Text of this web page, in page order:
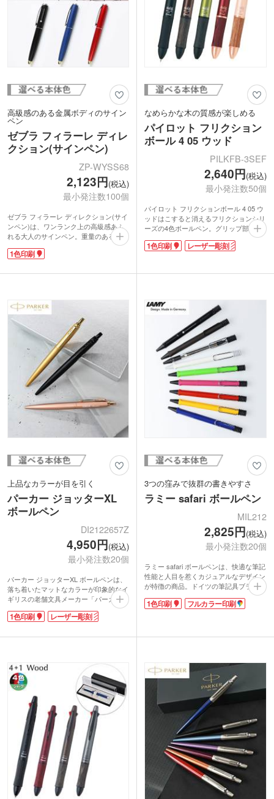
り物にいかがでしょうか。
高級感のある金属ボディのサイン
ペン
ゼブラ フィラーレ ディレ
クション(サインペン)
ZP-WYSS68
2,123円(税込)
最小発注数100個
ゼブラ フィラーレ ディレクション(サイ
ンペン)は、ワンランク上の高級感あふ
れる大人のサインペン。重量のある金属
ボディは、光沢を抑えた落ち着きのある
カラー。0.6ミリのペン先は太くて見や
いたり、わかりやすく伝えることができ
軽く、作業も思考もサクサク進みます。
インクはキャップがなくても乾かないモ
イストキープインクを採用。仕事や勉強
に集中することができますね。
1色印刷で名入れが可能です。替え芯が
あり、長く愛用できる1本に。学会や教
員向けなど研究・教育関係の記念品にお
すすめです。
動画提供 : zebrapres
1色印刷
なめらかな木の質感が楽しめる
パイロット フリクション
ボール 4 05 ウッド
PILKFB-3SEF
2,640円(税込)
最小発注数50個
パイロット フリクションボール 4 05 ウ
ッドはこすると消えるフリクションシリ
ーズの4色ボールペン。グリップ部分に
はカバ材を使用しており、木の質感がそ
のまま楽しめます。消去用ラバーやクリ
青・緑)のインクが使い分けでき、何度
ペンは会議でも大活躍!
0.5mmボール経は太すぎず細すぎない適
度な太さ。細かく書き込みたいときにも
便利です。社名やロゴを印刷してオリジ
ナルのフリクションペンを作成できます
よ。周年記念品にもおすすめです。
動画提供 : パイロット公式 YouTubeチャ
1色印刷 レーザー彫刻
上品なカラーが目を引く
パーカー ジョッターXL
ボールペン
DI2122657Z
4,950円(税込)
最小発注数20個
パーカー ジョッターXL ボールペンは、
落ち着いたマットなカラーが印象的なイ
ギリスの老舗文具メーカー「パーカー」
のボールペンです。創業時から継承され
ているジョッターデザインの通常品より
群。上品さを纏ったカラーとデザイン
記念品には、上品な仕上がりのレーザー
彫刻での名入れがおすすめ。さりげなく
ロゴや学校名を入れることで、スタイリ
ッシュさはそのままにオリジナルのノベ
ルティを制作出来ます。卒業記念や会社
の周年記念のプレゼントなどにいかがで
すか。
1色印刷 レーザー彫刻
3つの窪みで抜群の書きやすさ
ラミー safari ボールペン
MIL212
2,825円(税込)
最小発注数20個
ラミー safari ボールペンは、快適な筆記
性能と人目を惹くカジュアルなデザイン
が特徴の商品。ドイツの筆記具ブランド
「ラミー」の製品で、人間工学に基づい
た書き味の良さとデザイン性の高さで大
で、余計な力がかからずなめらかに字を
プで、厚めの生地のポケットなどにも挟
みやすくなっています。ツヤのあるボデ
ィで名入れが映えるので、卒業記念の記
念品として学生さんにプレゼントするの
にもピッタリなアイテムです。
1色印刷 フルカラー印刷